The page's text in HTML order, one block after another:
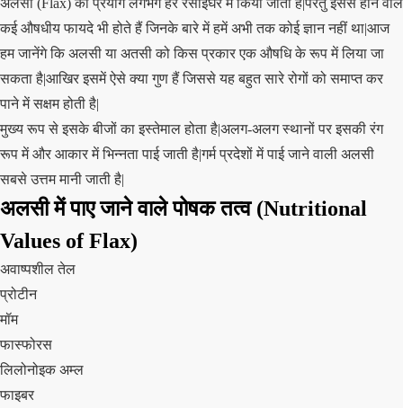
अलसी (Flax) का प्रयोग लगभग हर रसोईघर में किया जाता है|परंतु इससे होने वाले
कई औषधीय फायदे भी होते हैं जिनके बारे में हमें अभी तक कोई ज्ञान नहीं था|आज
हम जानेंगे कि अलसी या अतसी को किस प्रकार एक औषधि के रूप में लिया जा
सकता है|आखिर इसमें ऐसे क्या गुण हैं जिससे यह बहुत सारे रोगों को समाप्त कर
पाने में सक्षम होती है|
मुख्य रूप से इसके बीजों का इस्तेमाल होता है|अलग-अलग स्थानों पर इसकी रंग
रूप में और आकार में भिन्नता पाई जाती है|गर्म प्रदेशों में पाई जाने वाली अलसी
सबसे उत्तम मानी जाती है|
अलसी में पाए जाने वाले पोषक तत्व (Nutritional
Values of Flax)
अवाष्पशील तेल
प्रोटीन
मॉम
फास्फोरस
लिलोनोइक अम्ल
फाइबर